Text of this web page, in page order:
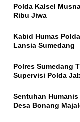
Polda Kalsel
Ribu Jiwa
Kabid Humas
Lansia Sumedang
Polres Sumedang
Supervisi Polda
Sentuhan
Desa Bonang